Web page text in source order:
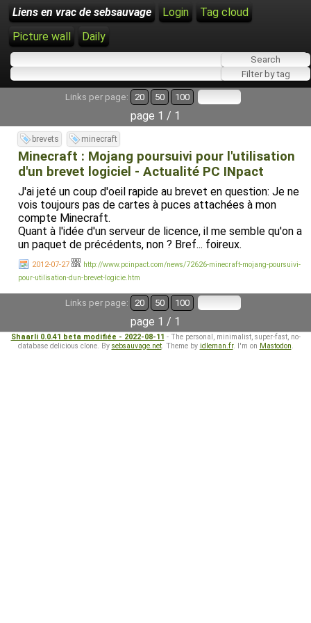
Liens en vrac de sebsauvage Login
Tag cloud
Picture wall
Daily
Links per page: 20 50 100
page 1 / 1
brevets minecraft
Minecraft : Mojang poursuivi pour l'utilisation
d'un brevet logiciel - Actualité PC INpact
J'ai jeté un coup d'oeil rapide au brevet en question: Je ne
vois toujours pas de cartes à puces attachées à mon
compte Minecraft.
Quant à l'idée d'un serveur de licence, il me semble qu'on a
un paquet de précédents, non ? Bref... foireux.
2012-07-27
http://www.pcinpact.com/news/72626-minecraft-mojang-poursuivi-
pour-utilisation-dun-brevet-logicie.htm
Links per page: 20 50 100
page 1 / 1
Shaarli 0.0.41 beta modifiée - 2022-08-11 - The personal, minimalist, super-fast, no-
database delicious clone. By sebsauvage.net. Theme by idleman.fr. I'm on Mastodon.